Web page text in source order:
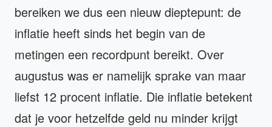
bereiken we dus een nieuw dieptepunt: de
inflatie heeft sinds het begin van de
metingen een recordpunt bereikt. Over
augustus was er namelijk sprake van maar
liefst 12 procent inflatie. Die inflatie betekent
dat je voor hetzelfde geld nu minder krijgt